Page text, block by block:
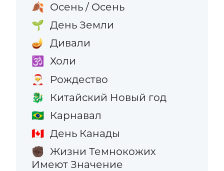
🍂 Осень / Осень
🌱 День Земли
🪔 Дивали
🕉️ Холи
🎅 Рождество
🐉 Китайский Новый год
🇧🇷 Карнавал
🇨🇦 День Канады
✊🏿 Жизни Темнокожих
Имеют Значение